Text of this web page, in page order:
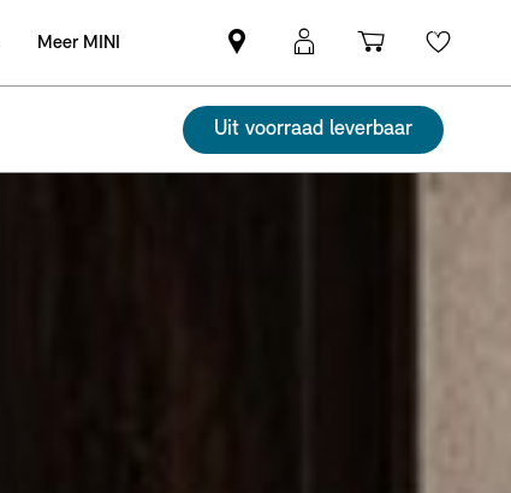
Meer MINI
Vind
een
MINI
partner
MyMini
login
Uit voorraad leverbaar